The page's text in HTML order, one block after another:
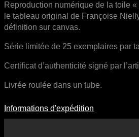
Reproduction numérique de la toile «
le tableau original de Françoise
définition sur canvas.
Série limitée de 25 exemplaires par
Certificat d’authenticité signé par
Livrée roulée dans un tube.
Informations D'expédition
Informations d'expédition